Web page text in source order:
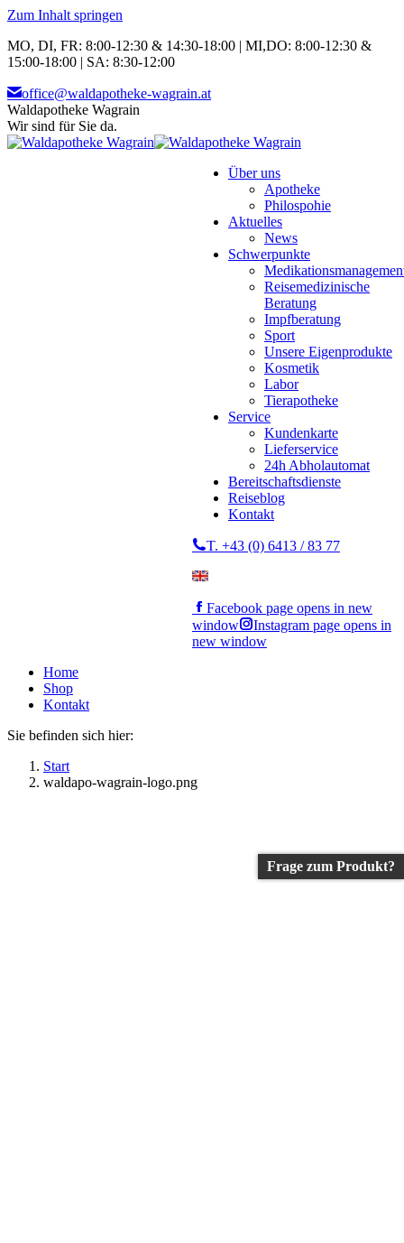
Zum Inhalt springen
MO, DI, FR: 8:00-12:30 & 14:30-18:00 | MI,DO: 8:00-12:30 &
15:00-18:00 | SA: 8:30-12:00
office@waldapotheke-wagrain.at
Waldapotheke Wagrain
Wir sind für Sie da.
Über uns
Apotheke
Philospohie
Aktuelles
News
Schwerpunkte
Reisemedizinische
Beratung
Impfberatung
Sport
Unsere Eigenprodukte
Kosmetik
Labor
Tierapotheke
Service
Kundenkarte
Lieferservice
24h Abholautomat
Bereitschaftsdienste
Reiseblog
Kontakt
T. +43 (0) 6413 / 83 77
Facebook page opens in new
window
Instagram page opens in
new window
Home
Shop
Kontakt
Sie befinden sich hier:
Start
waldapo-wagrain-logo.png
Frage zum Produkt?